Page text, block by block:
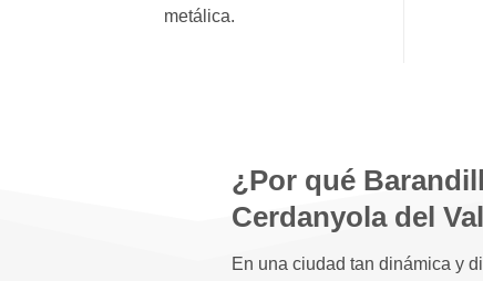
metálica.
¿Por qué
Cerdanyola del
En una ciudad tan dinámica y